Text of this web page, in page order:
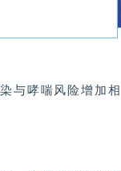
与哮喘风险增加相